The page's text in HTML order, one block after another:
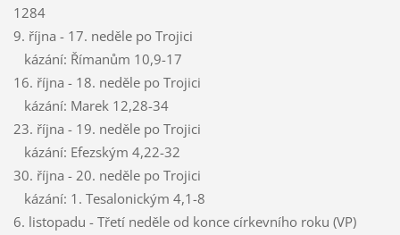
1284
9. října - 17. neděle po Trojici
kázání: Římanům 10,9-17
16. října - 18. neděle po Trojici
kázání: Marek 12,28-34
23. října - 19. neděle po Trojici
kázání: Efezským 4,22-32
30. října - 20. neděle po Trojici
kázání: 1. Tesalonickým 4,1-8
6. listopadu - Třetí neděle od konce církevního roku (VP)